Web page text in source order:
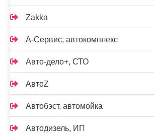
Zakka
А-Сервис, автокомплекс
Авто-дело+, СТО
АвтоZ
Автобэст, автомойка
Автодизель, ИП